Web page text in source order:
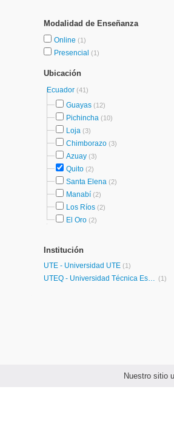
Nuestro sitio
Modalidad de Enseñanza
Online (1)
Presencial (1)
Ubicación
Ecuador (41)
Guayas (12)
Pichincha (10)
Loja (3)
Chimborazo (3)
Azuay (3)
Quito (2)
Santa Elena (2)
Manabí (2)
Los Ríos (2)
El Oro (2)
Institución
UTE - Universidad UTE (1)
UTEQ - Universidad Técnica Estatal de Quevedo (1)